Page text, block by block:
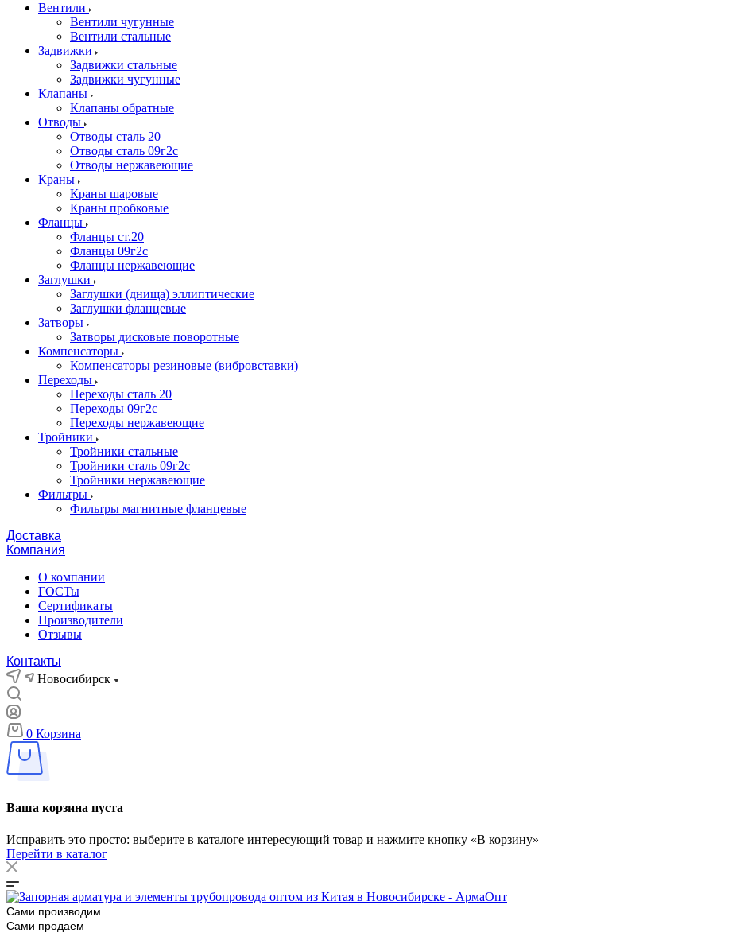
Вентили
Вентили чугунные
Вентили стальные
Задвижки
Задвижки стальные
Задвижки чугунные
Клапаны
Клапаны обратные
Отводы
Отводы сталь 20
Отводы сталь 09г2с
Отводы нержавеющие
Краны
Краны шаровые
Краны пробковые
Фланцы
Фланцы ст.20
Фланцы 09г2с
Фланцы нержавеющие
Заглушки
Заглушки (днища) эллиптические
Заглушки фланцевые
Затворы
Затворы дисковые поворотные
Компенсаторы
Компенсаторы резиновые (вибровставки)
Переходы
Переходы сталь 20
Переходы 09г2с
Переходы нержавеющие
Тройники
Тройники стальные
Тройники сталь 09г2с
Тройники нержавеющие
Фильтры
Фильтры магнитные фланцевые
Доставка
Компания
О компании
ГОСТы
Сертификаты
Производители
Отзывы
Контакты
Новосибирск
0 Корзина
Ваша корзина пуста
Исправить это просто: выберите в каталоге интересующий товар и нажмите кнопку «В корзину»
Перейти в каталог
Сами производим
Сами продаем